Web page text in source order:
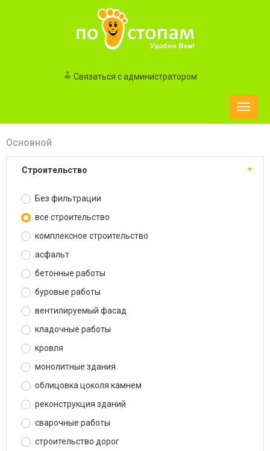
Связаться с администратором
Toggle
Основной
строительство
Без фильтрации
все строительство
комплексное строительство
асфальт
бетонные работы
буровые работы
вентилируемый фасад
кладочные работы
кровля
монолитные здания
облицовка цоколя камнем
реконструкция зданий
сварочные работы
строительство дорог